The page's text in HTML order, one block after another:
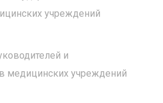
учреждений
и
медицинских учреждений